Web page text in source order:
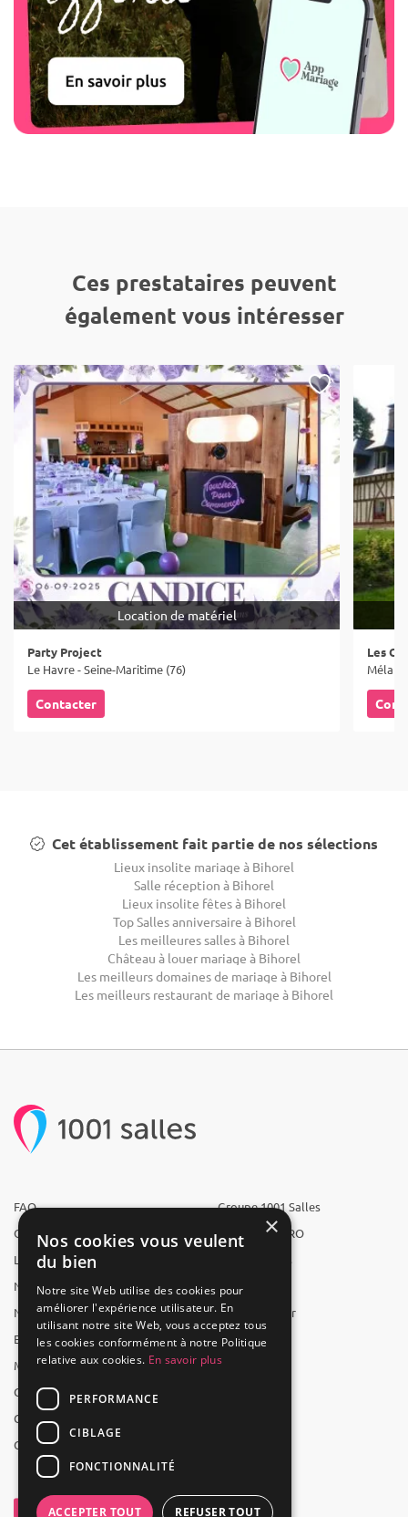
Ces prestataires peuvent
également vous intéresser
Location de matériel
Party Project
Le Havre - Seine-Maritime (76)
Contacter
Les
Cet établissement fait partie de nos sélections
Lieux insolite mariage à Bihorel
Salle réception à Bihorel
Lieux insolite fêtes à Bihorel
Top Salles anniversaire à Bihorel
Les meilleures salles à Bihorel
Château à louer mariage à Bihorel
Les meilleurs domaines de mariage à Bihorel
Les meilleurs restaurant de mariage à Bihorel
FAQ
Qui sommes-nous ?
L'équipe
Nous recrutons
Nos partenaires
Espace presse
Mentions légales
CGV
CGU
Contact
Groupe 1001 Salles
1001 Salles PRO
1001 Traiteurs
1001 Artistes
Reserverunbar
MP2
×
Nos cookies vous veulent
du bien
Notre site Web utilise des cookies pour
améliorer l'expérience utilisateur. En
utilisant notre site Web, vous acceptez tous
les cookies conformément à notre Politique
relative aux cookies. En savoir plus
PERFORMANCE
CIBLAGE
FONCTIONNALITÉ
ACCEPTER TOUT REFUSER TOUT